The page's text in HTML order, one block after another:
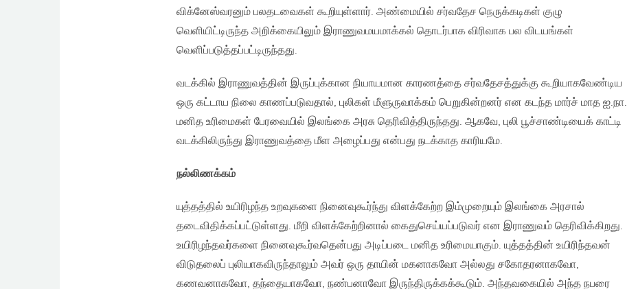
விக்னேஸ்வரனும் பலதடவைகள் கூறியுள்ளார். அண்மையில் சர்வதேச நெருக்கடிகள் குழு
வெளியிட்டிருந்த அறிக்கையிலும் இராணுவமயமாக்கல் தொடர்பாக விரிவாக பல விடயங்கள்
வெளிப்படுத்தப்பட்டிருந்தது.
வடக்கில் இராணுவத்தின் இருப்புக்கான நியாயமான காரணத்தை சர்வதேசத்துக்கு கூறியாகவேண்டிய
ஒரு கட்டாய நிலை காணப்படுவதால், புலிகள் மீளுருவாக்கம் பெறுகின்றனர் என கடந்த மார்ச் மாத ஐ.நா.
மனித உரிமைகள் பேரவையில் இலங்கை அரசு தெரிவித்திருந்தது. ஆகவே, புலி பூச்சாண்டியைக் காட்டி
வடக்கிலிருந்து இராணுவத்தை மீள அழைப்பது என்பது நடக்காத காரியமே.
நல்லிணக்கம்
யுத்தத்தில் உயிரிழந்த உறவுகளை நினைவுகூர்ந்து விளக்கேற்ற இம்முறையும் இலங்கை அரசால்
தடைவிதிக்கப்பட்டுள்ளது. மீறி விளக்கேற்றினால் கைதுசெய்யப்படுவர் என இராணுவம் தெரிவிக்கிறது.
உயிரிழந்தவர்களை நினைவுகூர்வதென்பது அடிப்படை மனித உரிமையாகும். யுத்தத்தின் உயிரிந்தவன்
விடுதலைப் புலியாகவிருந்தாலும் அவர் ஒரு தாயின் மகனாகவோ அல்லது சகோதரனாகவோ,
கணவனாகவோ, தந்தையாகவோ, நண்பனாவோ இருந்திருக்கக்கூடும். அந்தவகையில் அந்த நபரை